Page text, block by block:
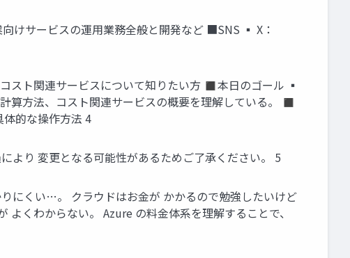
けサービスの運用業務全般と開発など ■SNS ▪ X：
スト関連サービスについて知りたい方 ◼本日のゴール ▪
算方法、コスト関連サービスの概要を理解している。 ◼
的な操作方法 4
より 変更となる可能性があるためご了承ください。 5
にくい…。 クラウドはお金が かかるので勉強したいけど
くわからない。 Azure の料金体系を理解することで、